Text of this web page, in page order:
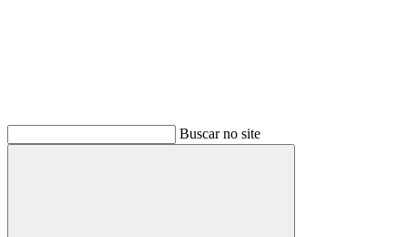
Buscar no site